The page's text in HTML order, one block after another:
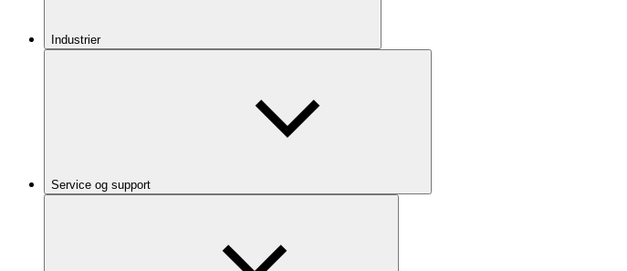
Industrier
Service og support